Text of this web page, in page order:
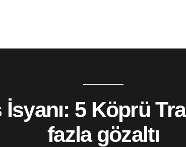
5 Köprü
fazla gözaltı